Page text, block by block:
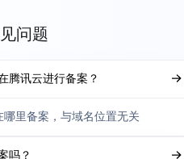
问题
腾讯云进行备案？
里备案，与域名位置无关
吗？